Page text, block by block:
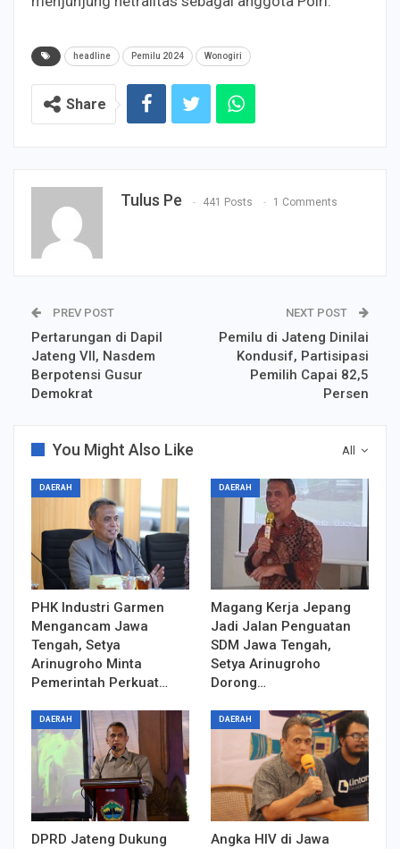
headline Pemilu 2024 Wonogiri
Share
Tulus Pe 441 Posts 1 Comments
PREV POST
Pertarungan di Dapil
Jateng VII, Nasdem
Berpotensi Gusur
Demokrat
NEXT POST
Pemilu di Jateng Dinilai
Kondusif, Partisipasi
Pemilih Capai 82,5
Persen
All
You Might Also Like
DAERAH
PHK Industri Garmen
Mengancam Jawa
Tengah, Setya
Arinugroho Minta
Pemerintah Perkuat…
DAERAH
Magang Kerja Jepang
Jadi Jalan Penguatan
SDM Jawa Tengah,
Setya Arinugroho
Dorong…
DAERAH
DPRD Jateng Dukung
DAERAH
Angka HIV di Jawa